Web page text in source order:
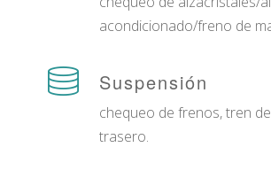
acondicionado/freno de
Suspensión
chequeo de frenos, tren
trasero.